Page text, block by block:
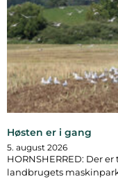
Høsten er i gang
5. august 2026
HORNSHERRED: Der
landbrugets